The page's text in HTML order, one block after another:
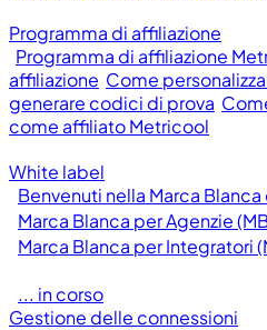
Programma di affiliazione
Programma di affiliazione
affiliazione Come
generare codici di prova
come affiliato Metricool
White label
Benvenuti nella Marca
Marca Blanca per Agenzie
Marca Blanca per Integratori
... in corso
Gestione delle connessioni